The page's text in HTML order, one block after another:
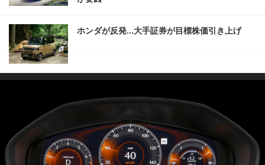
ホンダが反発...大手証券が目標株価引き上げ